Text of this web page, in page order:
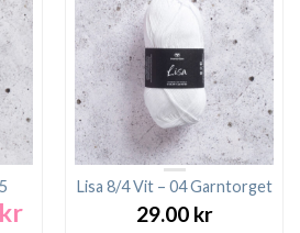
krDet
Lisa 8/4 Vit – 04 Garntorget
29.00 kr